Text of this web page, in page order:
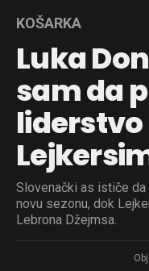
KOŠARKA
Luka
sam da
liderstvo
Slovenački as ističe
novu sezonu, dok
Lebrona Džejmsa.